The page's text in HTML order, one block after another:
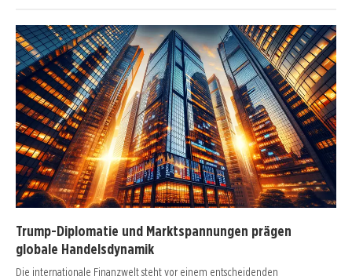
Trump-Diplomatie und Marktspannungen prägen
globale Handelsdynamik
Die internationale Finanzwelt steht vor einem entscheidenden